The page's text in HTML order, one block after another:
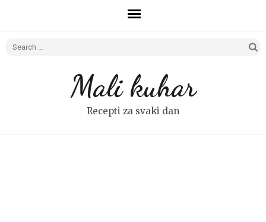
Search
Mali kuhar
Recepti za svaki dan